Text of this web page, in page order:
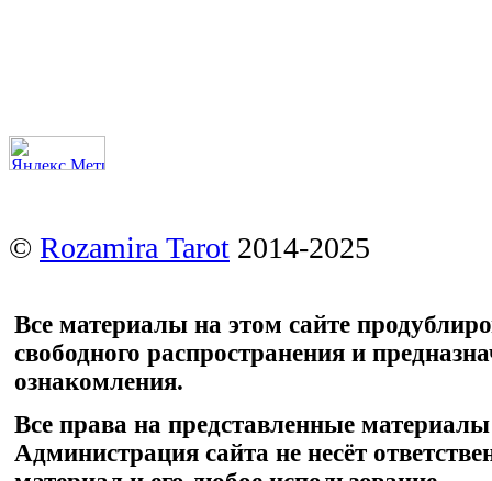
© Rozamira Tarot 2014-2025
Все материалы на этом сайте
свободного распространения и
ознакомления.
Все права на представленные
Администрация сайта не несёт